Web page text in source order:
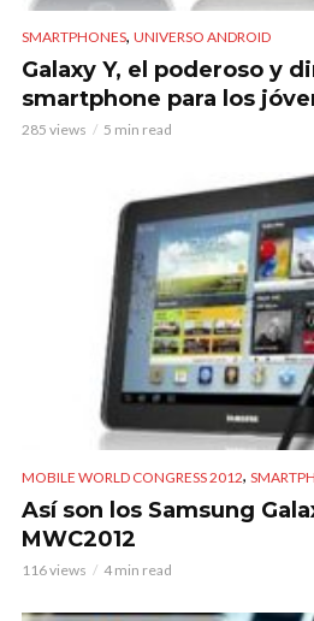
SMARTPHONES, UNIVERSO ANDROID
Galaxy Y, el poderoso y
smartphone para los
285 views 5 min read
MOBILE WORLD CONGRESS 2012,
Así son los Samsung
MWC2012
116 views 4 min read